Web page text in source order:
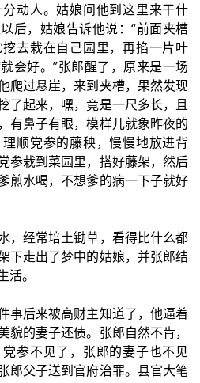
动人。姑娘问他到这里来干什
后，姑娘告诉他说：“前面夹槽
去栽在自己园里，再掐一片叶
会好。”张郎醒了，原来是一场
爬过悬崖，来到夹槽，果然发现
了起来，嘿，竟是一尺多长，且
有鼻子有眼，模样儿就象昨夜的
顺党参的藤秧，慢慢地放进背
参栽到菜园里，搭好藤架，然后
煎水喝，不想爹的病一下子就好
，经常培土锄草，看得比什么都
下走出了梦中的姑娘，并张郎结
。
事后来被高财主知道了，他逼着
貌的妻子还债。张郎自然不肯，
参不见了，张郎的妻子也不见
郎父子送到官府治罪。县官大笔